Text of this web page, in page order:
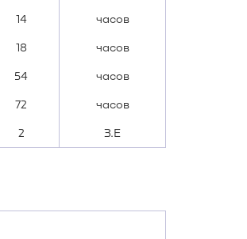
14 часов
18 часов
54 часов
72 часов
2 З.Е